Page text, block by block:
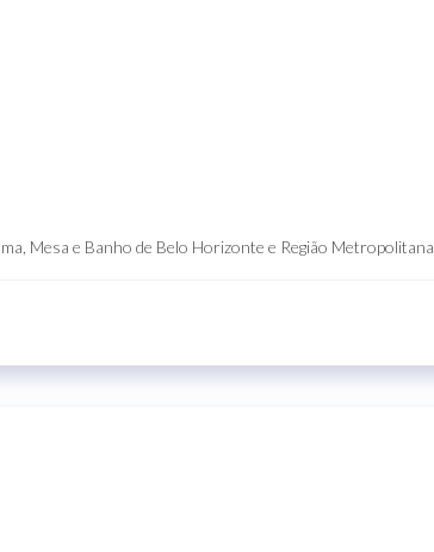
Mesa e Banho de Belo Horizonte e Região Metropolitana